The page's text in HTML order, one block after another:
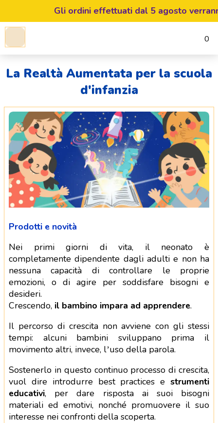
Gli ordini effettuati dal 5 agosto
0
La Realtà Aumentata per la scuola
d'infanzia
Prodotti e novità
Nei primi giorni di vita, il neonato è
completamente dipendente dagli adulti e non ha
nessuna capacità di controllare le proprie
emozioni, o di agire per soddisfare bisogni e
desideri.
Crescendo, il bambino impara ad apprendere.
Il percorso di crescita non avviene con gli stessi
tempi: alcuni bambini sviluppano prima il
movimento altri, invece, l’uso della parola.
Sostenerlo in questo continuo processo di crescita,
vuol dire introdurre best practices estrumenti
educativi, per dare risposta ai suoi bisogni
materiali ed emotivi, nonché promuovere il suo
interesse nei confronti della scoperta.